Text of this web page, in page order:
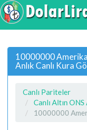
10000000
Anlık Canlı Kura
Canlı Pariteler
Canlı Altın
10000000